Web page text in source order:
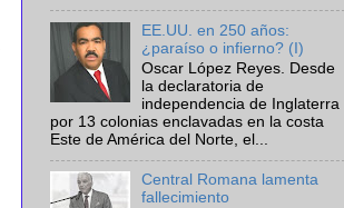
EE.UU. en 250 años:
¿paraíso o infierno? (I)
Oscar López Reyes. Desde
la declaratoria de
independencia de Inglaterra
por 13 colonias enclavadas en la costa
Este de América del Norte, el...
Central Romana lamenta
fallecimiento